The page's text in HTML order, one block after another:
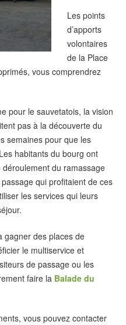
Les points
d’apports
volontaires
de la Place
vous comprendrez
pour le sauvetatois, la vision
pas à la découverte du
semaines pour que les
habitants du bourg ont
du ramassage
qui profitaient de ces
les services qui leurs
gagner des places de
le multiservice et
de passage ou les
faire la Balade du
vous pouvez contacter